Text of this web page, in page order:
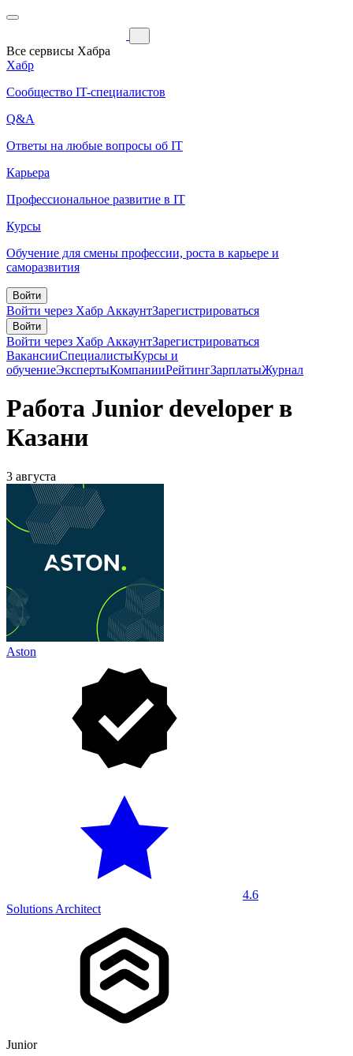
Все сервисы Хабра
Хабр
Сообщество IT-специалистов
Q&A
Ответы на любые вопросы об IT
Карьера
Профессиональное развитие в IT
Курсы
Обучение для смены профессии, роста в карьере и
саморазвития
Войти
Войти через Хабр АккаунтЗарегистрироваться
Войти
Войти через Хабр АккаунтЗарегистрироваться
ВакансииСпециалистыКурсы и
обучениеЭкспертыКомпанииРейтингЗарплатыЖурнал
Работа Junior developer в
Казани
3 августа
Aston
4.6
Solutions Architect
Junior